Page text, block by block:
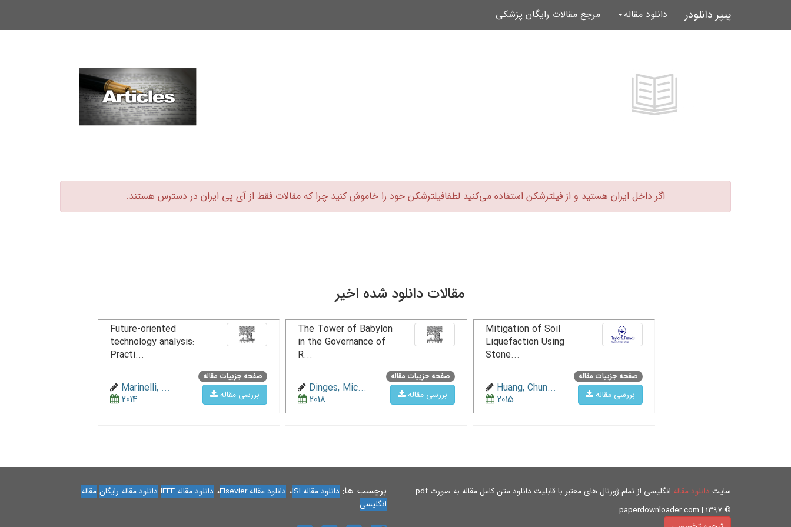
پیپر دانلودر دانلود مقاله مرجع مقالات رایگان پزشکی
اگر داخل ایران هستید و از فیلترشکن استفاده می‌کنید لطفافیلترشکن خود را خاموش کنید چرا که مقالات فقط از آی پی ایران در دسترس هستند.‏
مقالات دانلود شده اخیر
صفحه جزییات مقاله
بررسی مقاله
Mitigation of Soil
Liquefaction Using
Stone...
Huang, Chun...
2015
صفحه جزییات مقاله
بررسی مقاله
The Tower of Babylon
in the Governance of
R...
Dinges, Mic...
2018
صفحه جزییات مقاله
بررسی مقاله
Future-oriented
technology analysis:
Practi...
Marinelli, ...
2014
سایت دانلود مقاله انگلیسی از تمام ژورنال های معتبر با قابلیت دانلود متن کامل مقاله به صورت pdf
© paperdownloader.com | 1397
برچسب ها: دانلود مقاله ISI ، دانلود مقاله Elsevier ، دانلود مقاله IEEE دانلود مقاله رایگان مقاله
انگلیسی